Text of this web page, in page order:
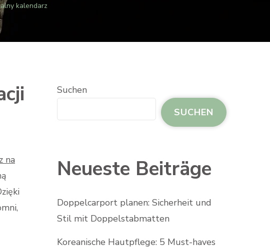
kalendarz
na
Suchen
SUCHEN
Neueste Beiträge
Doppelcarport planen: Sicherheit und
Stil mit Doppelstabmatten
Koreanische Hautpflege: 5 Must-haves